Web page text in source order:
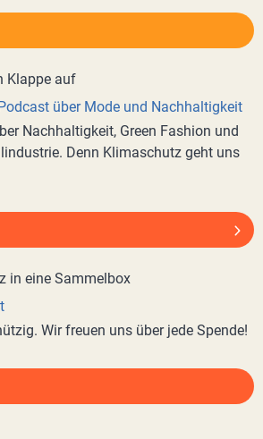
über Mode und Nachhaltigkeit
Nachhaltigkeit, Green Fashion und
Denn Klimaschutz geht uns
Wir freuen uns über jede Spende!